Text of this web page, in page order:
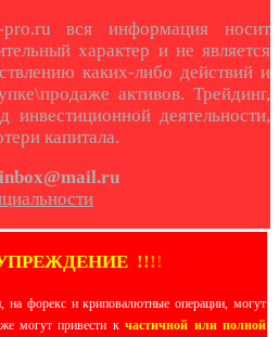
вся информация носит
характер и не является
каких-либо действий и
активов. Трейдинг,
деятельности,
капитала.
!!!!
форекс и криповалютные операции, могут
могут привести кчастичной или полной